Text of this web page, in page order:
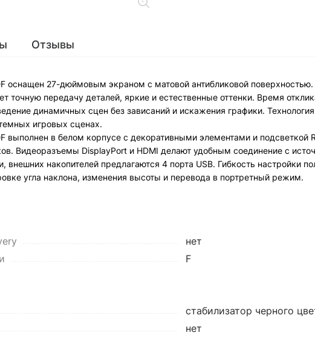
Отзывы
оснащен 27-дюймовым экраном с матовой антибликовой
точную передачу деталей, яркие и естественные оттенки. Время
динамичных сцен без зависаний и искажения графики.
игровых сценах.
выполнен в белом корпусе с декоративными элементами и подсветкой
Видеоразъемы DisplayPort и HDMI делают удобным соединение с
накопителей предлагаются 4 порта USB. Гибкость настройки
угла наклона, изменения высоты и перевода в портретный режим.
нет
F
стабилизатор черного
нет